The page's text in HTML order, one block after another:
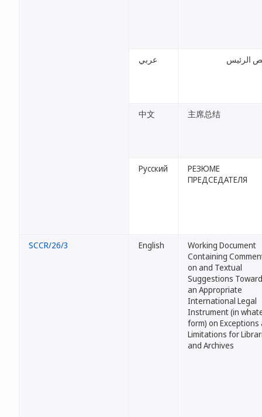
عربي الرئيس
中文 主席总结
Русский
РЕЗЮМЕ
ПРЕДСЕДАТЕЛЯ
SCCR/26/3 English
Working Document
Containing
on and Textual
Suggestions
an Appropriate
International Legal
Instrument (in
form) on Exceptions
Limitations for
and Archives